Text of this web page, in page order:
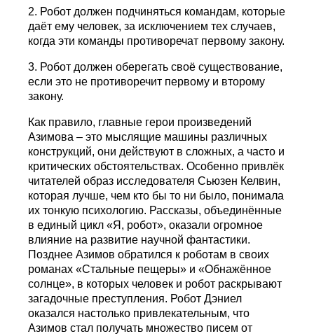
2. Робот должен подчиняться командам, которые
даёт ему человек, за исключением тех случаев,
когда эти команды противоречат первому закону.
3. Робот должен оберегать своё существование,
если это не противоречит первому и второму
закону.
Как правило, главные герои произведений
Азимова – это мыслящие машины различных
конструкций, они действуют в сложных, а часто и
критических обстоятельствах. Особенно привлёк
читателей образ исследователя Сьюзен Келвин,
которая лучше, чем кто бы то ни было, понимала
их тонкую психологию. Рассказы, объединённые
в единый цикл «Я, робот», оказали огромное
влияние на развитие научной фантастики.
Позднее Азимов обратился к роботам в своих
романах «Стальные пещеры» и «Обнажённое
солнце», в которых человек и робот раскрывают
загадочные преступления. Робот Дэниел
оказался настолько привлекательным, что
Азимов стал получать множество писем от